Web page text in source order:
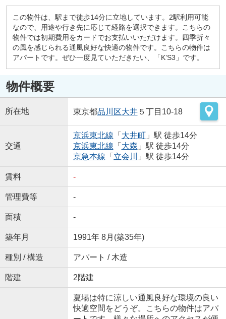
この物件は、駅まで徒歩14分に立地しています。2駅利用可能
なので、用途や行き先に応じて経路を選択できます。こちらの
物件では初期費用をカードでお支払いいただけます。四季折々
の風を感じられる通風良好な快適の物件です。こちらの物件は
アパートです。ぜひ一度見ていただきたい、「K’S3」です。
物件概要
所在地 東京都品川区大井５丁目10-18
交通
京浜東北線 「 大井町」駅 徒歩14分
京浜東北線 「 大森 」駅 徒歩14分
京急本線 「 立会川 」駅 徒歩14分
賃料 -
管理費等 -
面積 -
築年月 1991年 8月(築35年)
種別 / 構造 アパート / 木造
階建 2階建
夏場は特に涼しい通風良好な環境の良い
快適空間をどうぞ。こちらの物件はアパ